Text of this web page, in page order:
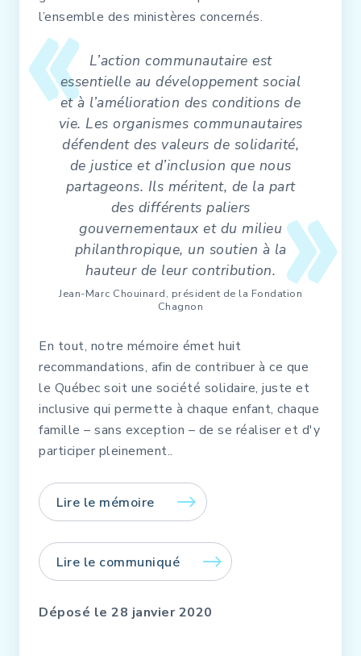
l’ensemble des ministères concernés.
L’action communautaire est
essentielle au développement social
et à l’amélioration des conditions de
vie. Les organismes communautaires
défendent des valeurs de solidarité,
de justice et d’inclusion que nous
partageons. Ils méritent, de la part
des différents paliers
gouvernementaux et du milieu
philanthropique, un soutien à la
hauteur de leur contribution.
Jean-Marc Chouinard, président de la Fondation
Chagnon
En tout, notre mémoire émet huit
recommandations, afin de contribuer à ce que
le Québec soit une société solidaire, juste et
inclusive qui permette à chaque enfant, chaque
famille – sans exception – de se réaliser et d'y
participer pleinement..
Lire le mémoire
Lire le communiqué
Déposé le 28 janvier 2020